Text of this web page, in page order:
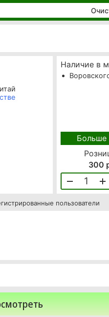
Наличие в
Больше
300
1
пользователи